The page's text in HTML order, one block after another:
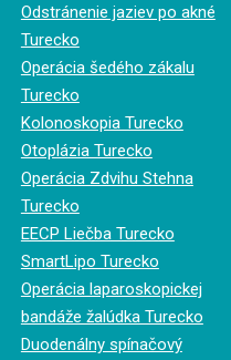
Odstránenie jaziev po akné
Turecko
Operácia šedého zákalu
Turecko
Kolonoskopia Turecko
Otoplázia Turecko
Operácia Zdvihu Stehna
Turecko
EECP Liečba Turecko
SmartLipo Turecko
Operácia laparoskopickej
bandáže žalúdka Turecko
Duodenálny spínačový